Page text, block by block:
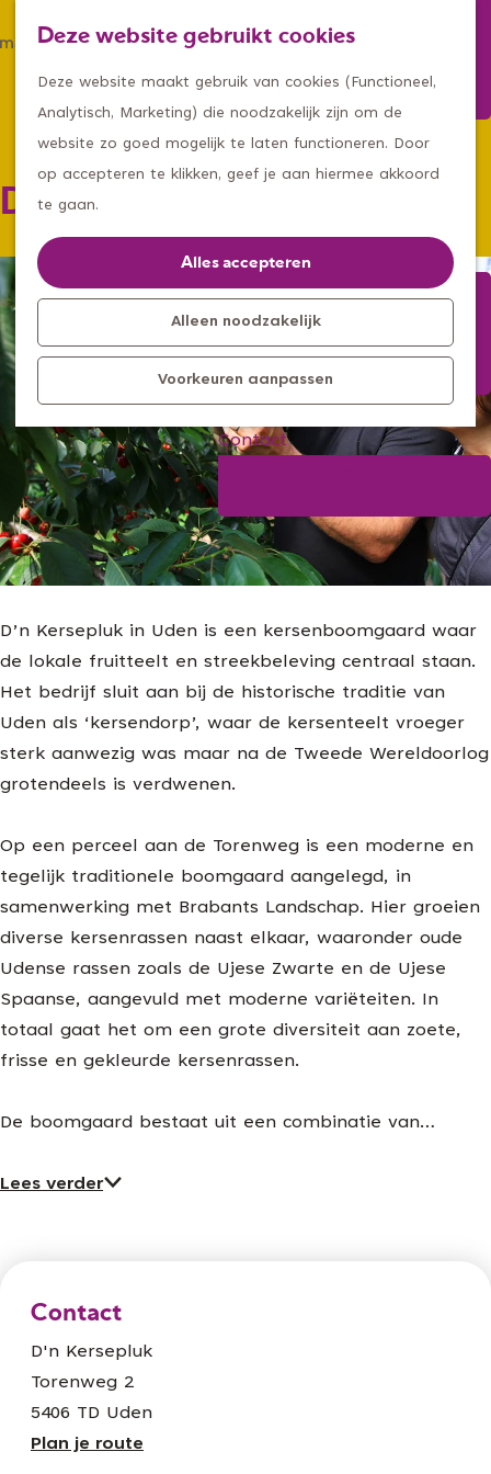
Deze website gebruikt cookies
Deze website maakt gebruik van cookies (Functioneel,
Analytisch, Marketing) die noodzakelijk zijn om de
website zo goed mogelijk te laten functioneren. Door
op accepteren te klikken, geef je aan hiermee akkoord
te gaan.
Alles accepteren
Alleen noodzakelijk
Voorkeuren aanpassen
d
e
h
o
m
p
e
K
a
a
r
t
o
e
k
e
M
e
n
u
Eten & drinken
Met een groep
Met kids
Kleine ontdekkers, grootse
Kom langs
Overnachten
Bereikbaarheid
Toeristisch
Informatiepunt
Contact
D'n Kersepluk
D’n Kersepluk in Uden is een kersenboomgaard waar
de lokale fruitteelt en streekbeleving centraal staan.
Het bedrijf sluit aan bij de historische traditie van
Uden als ‘kersendorp’, waar de kersenteelt vroeger
sterk aanwezig was maar na de Tweede Wereldoorlog
grotendeels is verdwenen.
Op een perceel aan de Torenweg is een moderne en
tegelijk traditionele boomgaard aangelegd, in
samenwerking met Brabants Landschap. Hier groeien
diverse kersenrassen naast elkaar, waaronder oude
Udense rassen zoals de Ujese Zwarte en de Ujese
Spaanse, aangevuld met moderne variëteiten. In
totaal gaat het om een grote diversiteit aan zoete,
frisse en gekleurde kersenrassen.
De boomgaard bestaat uit een combinatie van…
Lees verder
Contact
D'n Kersepluk
Torenweg 2
5406 TD Uden
Plan je route